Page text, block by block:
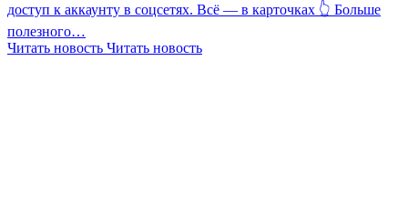
доступ к аккаунту в соцсетях. Всё — в карточках 👆 Больше
полезного…
Читать новость Читать новость